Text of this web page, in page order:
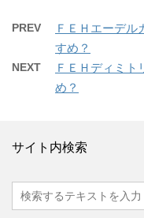
PREV
ＦＥＨエーデル
すめ？
NEXT
ＦＥＨディミト
め？
サイト内検索